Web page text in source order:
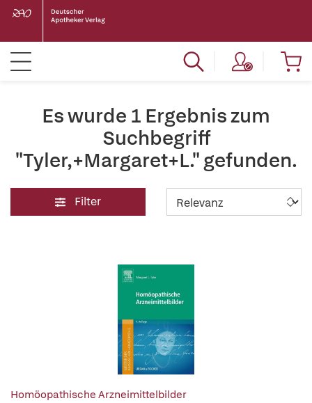
Es wurde 1 Ergebnis zum
Suchbegriff
"Tyler,+Margaret+L." gefunden.
Filter
Homöopathische Arzneimittelbilder